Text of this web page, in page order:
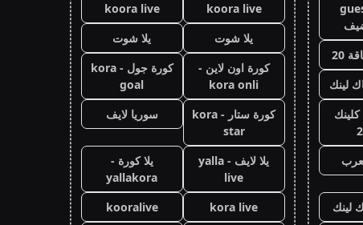
20
لينك
لينك
koora live
koora live
يلا شوت
يلا شوت
كورة اون لاين -
kora onli
كورة جول - kora
goal
كورة ستار - kora
star
سوريا لايف
يلا لايف - yalla
live
يلا كورة -
yallakora
kora live
kooralive